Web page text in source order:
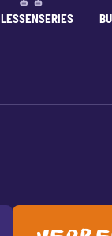
LESSENSERIES